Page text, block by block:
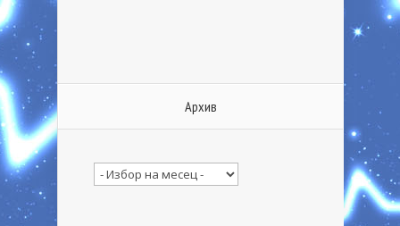
Архив
Архив